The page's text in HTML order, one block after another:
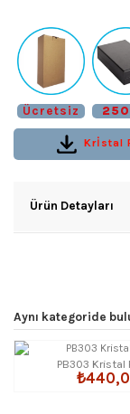
Ücretsiz
Krİstal
Ürün Detayları
Aynı kategoride
PB303 Kristal